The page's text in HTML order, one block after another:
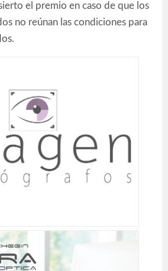
el premio en caso de que los
no reúnan las condiciones para